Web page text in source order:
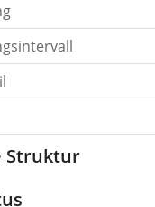
Struktur